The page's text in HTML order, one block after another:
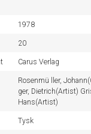
1978
20
Carus Verlag
Rosenmü ller,
ger, Dietrich(Artist)
Hans(Artist)
Tysk